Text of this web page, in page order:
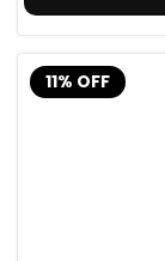
11% OFF